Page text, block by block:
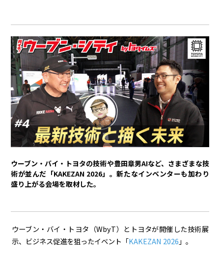
トヨタイムズスポーツ
トヨタイムズPodcast
SDGs
経営
豊田章男 佐藤恒治 決算 株主総会 労使協議会
スポーツ
トヨタアスリート モータースポーツ
クルマ
センチュリー クラウン ランドクルーザー カローラ
ウーブン・バイ・トヨタの技術や豊田章男AIなど、さまざまな技
術が並んだ「KAKEZAN 2026」。新たなインベンターも加わり
盛り上がる会場を取材した。
ウーブン・バイ・トヨタ（WbyT）とトヨタが開催した技術展
示、ビジネス促進を狙ったイベント「KAKEZAN 2026 」。